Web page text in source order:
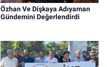
Özhan Ve Dişkaya Adıyaman
Gündemini Değerlendirdi